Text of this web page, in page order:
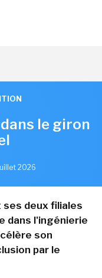
le giron
2026
ses deux filiales
dans l'ingénierie
son
par le